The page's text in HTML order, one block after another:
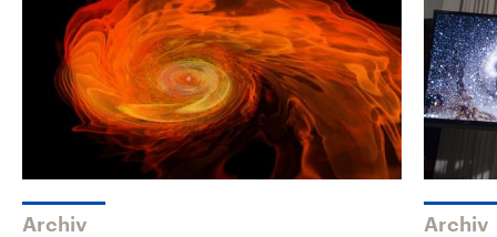
Archiv Archiv